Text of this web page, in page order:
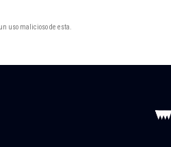
uso malicioso de esta.